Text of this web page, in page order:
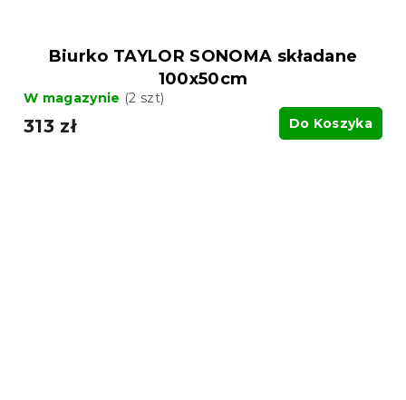
Biurko TAYLOR SONOMA składane
100x50cm
W magazynie (2 szt)
313 zł Do Koszyka